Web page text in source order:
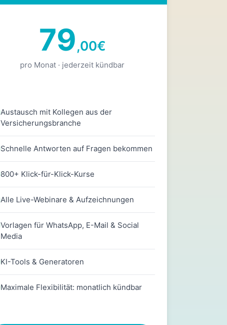
79,00€
pro Monat · jederzeit kündbar
Austausch mit Kollegen aus der
Versicherungsbranche
Schnelle Antworten auf Fragen bekommen
800+ Klick-für-Klick-Kurse
Alle Live-Webinare & Aufzeichnungen
Vorlagen für WhatsApp, E-Mail & Social
Media
KI-Tools & Generatoren
Maximale Flexibilität: monatlich kündbar